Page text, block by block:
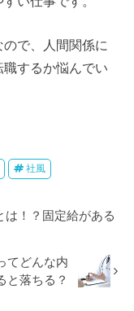
で、人間関係に
するか悩んでい
社風
は！？固定給がある
てどんな内
と落ちる？